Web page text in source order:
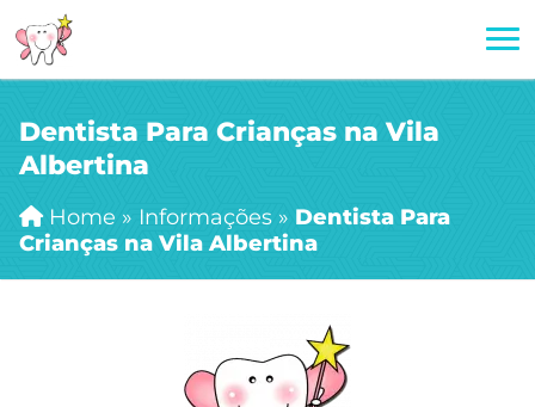
Dentista Para Crianças na Vila
Albertina
Home » Informações » Dentista Para
Crianças na Vila Albertina